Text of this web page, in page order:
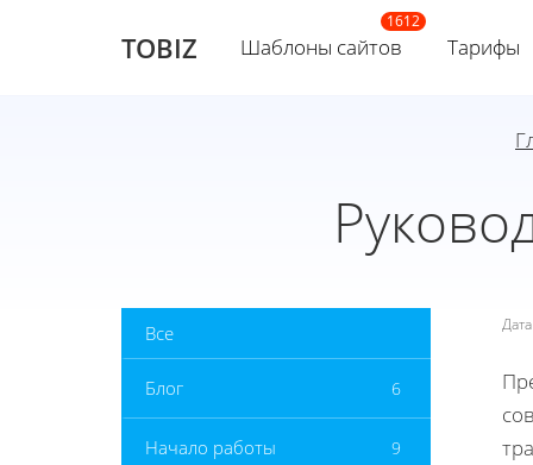
TOBIZ Шаблоны сайтов Тарифы
Все
Блог 6
Начало работы 9